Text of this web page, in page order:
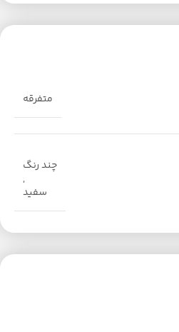
متفرقه
چند رنگ
,
سفید